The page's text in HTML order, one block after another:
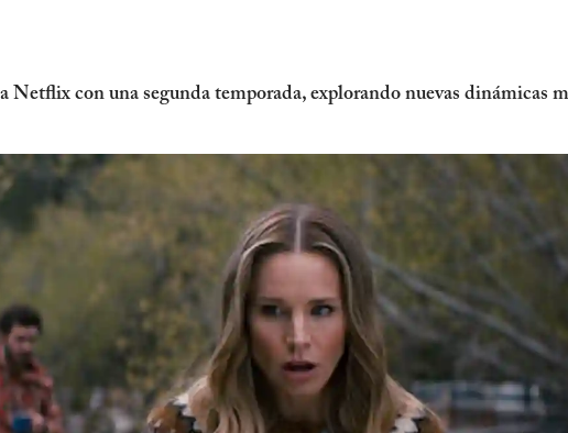
Netflix con una segunda temporada, explorando nuevas dinámicas